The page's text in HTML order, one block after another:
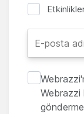
Webrazzi